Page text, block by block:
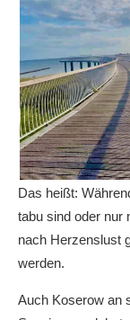
Das heißt:
tabu sind oder nur
nach Herzenslust
werden.
Auch Koserow an